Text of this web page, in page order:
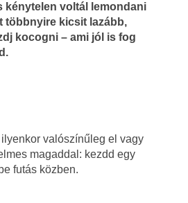
kénytelen voltál lemondani
többnyire kicsit lazább,
kocogni – ami jól is fog
valószínűleg el vagy
magaddal: kezdd egy
futás közben.